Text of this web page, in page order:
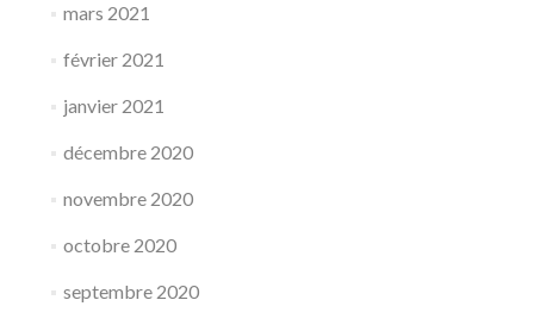
mars 2021
février 2021
janvier 2021
décembre 2020
novembre 2020
octobre 2020
septembre 2020